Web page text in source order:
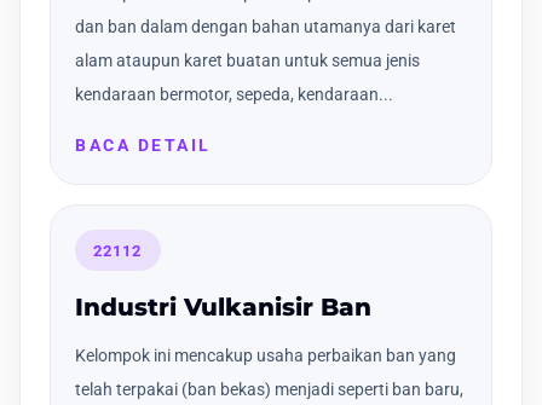
dan ban dalam dengan bahan utamanya dari karet
alam ataupun karet buatan untuk semua jenis
kendaraan bermotor, sepeda, kendaraan...
BACA DETAIL
22112
Industri Vulkanisir Ban
Kelompok ini mencakup usaha perbaikan ban yang
telah terpakai (ban bekas) menjadi seperti ban baru,